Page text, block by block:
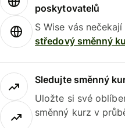
poskytovatelů
S Wise vás
středový směnný
Sledujte směnný
Uložte si své
směnný kurz v